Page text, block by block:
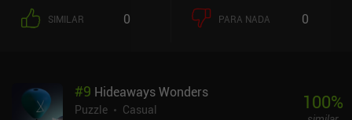
SIMILAR 0 PARA NADA 0
#9 Hideaways Wonders
Puzzle
Casual
100%